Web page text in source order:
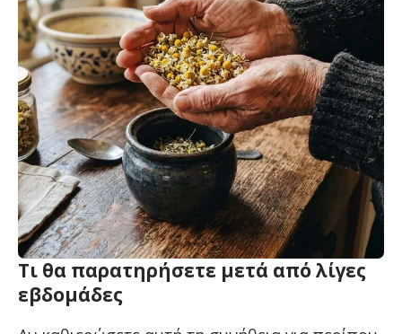
Τι θα παρατηρήσετε μετά από λίγες
εβδομάδες